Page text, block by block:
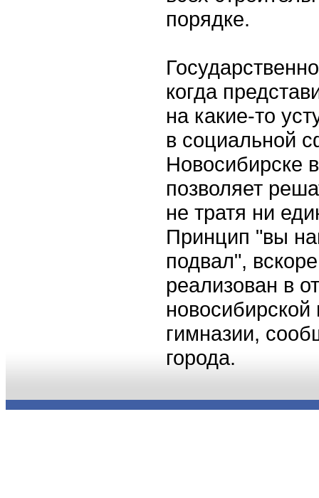
порядке.
когда
на какие-то
в социальной
Новосибирске
позволяет
не тратя ни
Принцип "вы
подвал",
реализован в
гимназии,
города.